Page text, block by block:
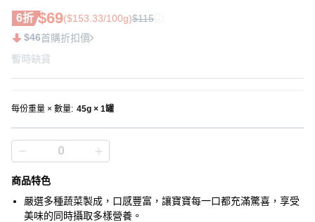
6折 $69($153.33/100g)$115
$46首購折扣價
暫時缺貨
每份重量 × 數量: 45g × 1罐
商品特色
嚴選多種蔬菜製成，口感豐富，讓寶寶每一口都充滿驚喜，享受
美味的同時攝取多樣營養。